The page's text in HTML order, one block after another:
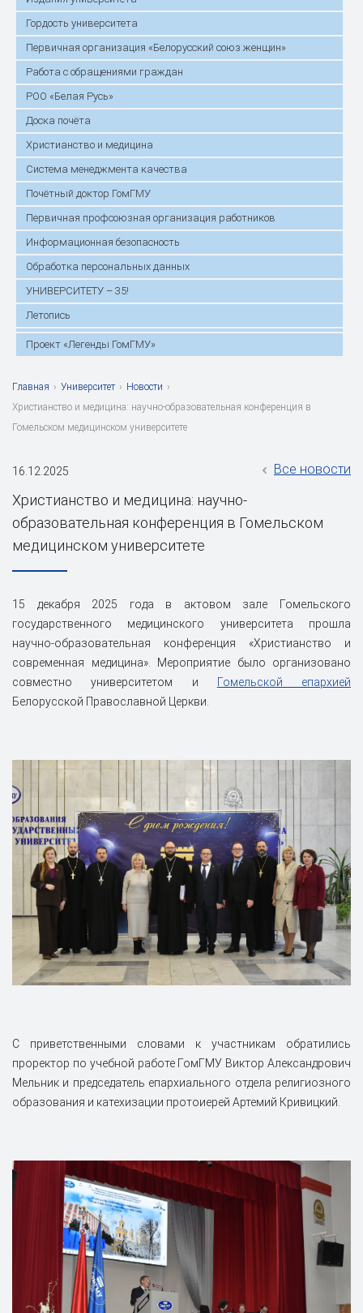
Гордость университета
Первичная организация «Белорусский союз женщин»
Работа с обращениями граждан
РОО «Белая Русь»
Доска почёта
Христианство и медицина
Система менеджмента качества
Почётный доктор ГомГМУ
Первичная профсоюзная организация работников
Информационная безопасность
Обработка персональных данных
УНИВЕРСИТЕТУ – 35!
Летопись
Проект «Легенды ГомГМУ»
Главная › Университет › Новости ›
Христианство и медицина: научно-образовательная конференция в
Гомельском медицинском университете
16.12.2025 Все новости
Христианство и медицина: научно-
образовательная конференция в Гомельском
медицинском университете
15 декабря 2025 года в актовом зале Гомельского
государственного медицинского университета прошла
научно-образовательная конференция «Христианство и
современная медицина». Мероприятие было организовано
совместно университетом и
Гомельской епархией
Белорусской Православной Церкви.
С приветственными словами к участникам обратились
проректор по учебной работе ГомГМУ Виктор Александрович
Мельник и председатель епархиального отдела религиозного
образования и катехизации протоиерей Артемий Кривицкий.